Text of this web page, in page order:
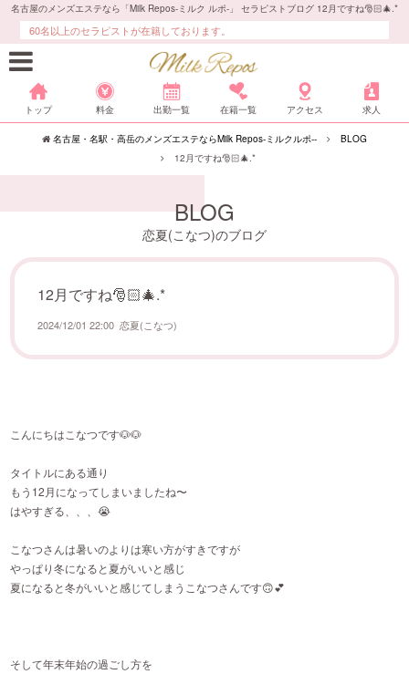
名古屋のメンズエステなら「Milk Repos-ミルク ルポ-」 セラピストブログ 12月ですね🎅🏻🎄.*
60名以上のセラピストが在籍しております。
トップ 料金 出勤一覧 在籍一覧 アクセス 求人
名古屋・名駅・高岳のメンズエステならMilk Repos-ミルクルポ--
BLOG
12月ですね🎅🏻🎄.*
BLOG
恋夏(こなつ)のブログ
12月ですね🎅🏻🎄.*
2024/12/01 22:00 恋夏(こなつ)
こんにちはこなつです🐶🐶
タイトルにある通り
もう12月になってしまいましたね〜
はやすぎる、、、😭
こなつさんは暑いのよりは寒い方がすきですが
やっぱり冬になると夏がいいと感じ
夏になると冬がいいと感じてしまうこなつさんです🙃💕
そして年末年始の過ごし方を